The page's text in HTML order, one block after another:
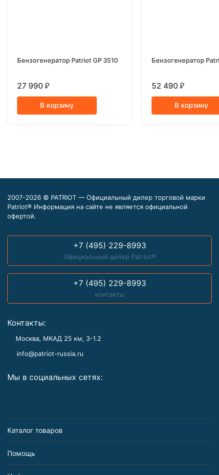
Бензогенератор Patriot GP 3510
27 990 ₽
В корзину
Бензогенератор
52 490 ₽
В корзину
2007-2026 © PATRIOT — Официальный дилер торговой марки
Patriot® Информация на сайте не является официальной
офертой.
+7 (495) 229-8993
Официальный дилер Patriot®
+7 (495) 229-8993
контакты
Контакты:
Москва, МКАД 25 км, З-1.2
info@patriot-russia.ru
Мы в социальных сетях:
Каталог товаров
Помощь